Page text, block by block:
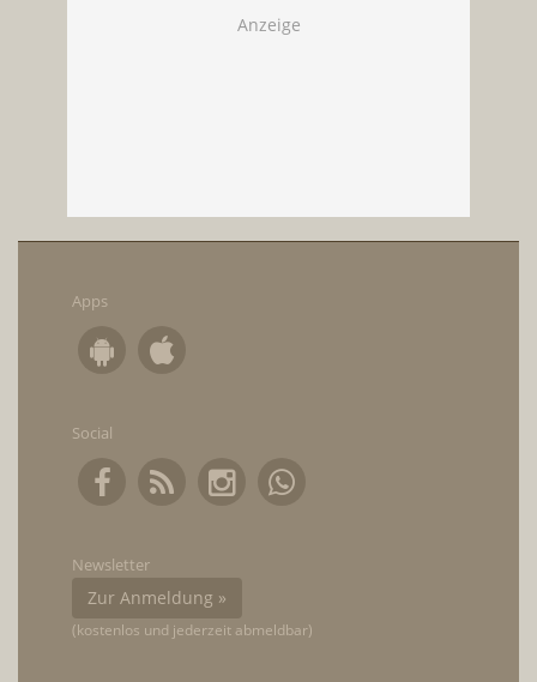
Apps
Social
Newsletter
Zur Anmeldung »
(kostenlos und jederzeit abmeldbar)